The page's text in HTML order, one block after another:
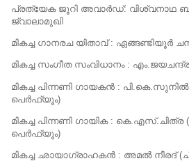
പ്രത്യേക ജൂറി അവാര്‍ഡ്: വിശ്വനാഥ ബി
ജ്വാലാമുഖി
മികച്ച ഗാനരച യിതാവ് : ഏങ്ങണ്ടിയൂര്‍
മികച്ച സംഗീത സംവിധാനം :
മികച്ച പിന്നണി ഗായകന്‍ :
പെര്‍ഫ്യൂം)
മികച്ച പിന്നണി ഗായിക : കെ.എസ്.ചിത്ര
പെര്‍ഫ്യൂം)
മികച്ച ഛായാഗ്രാഹകന്‍ : അമല്‍ നീരദ്